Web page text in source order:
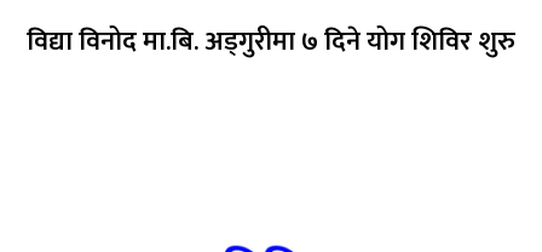
विद्या विनोद मा.बि. अड्गुरीमा ७ दिने योग शिविर शुरु